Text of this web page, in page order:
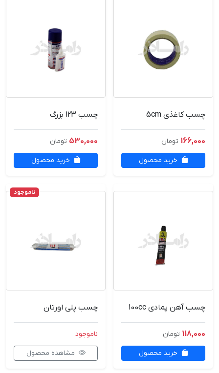
چسب کاغذی 5cm
166,000 تومان
خرید محصول
چسب 123 بزرگ
530,000 تومان
خرید محصول
چسب آهن پمادی 100cc
118,000 تومان
خرید محصول
ناموجود
چسب پلی اورتان
ناموجود
مشاهده محصول